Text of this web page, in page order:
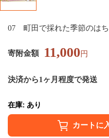
07 町田で採れた季節のはち
寄附金額 11,000円
決済から1ヶ月程度で発送
在庫: あり